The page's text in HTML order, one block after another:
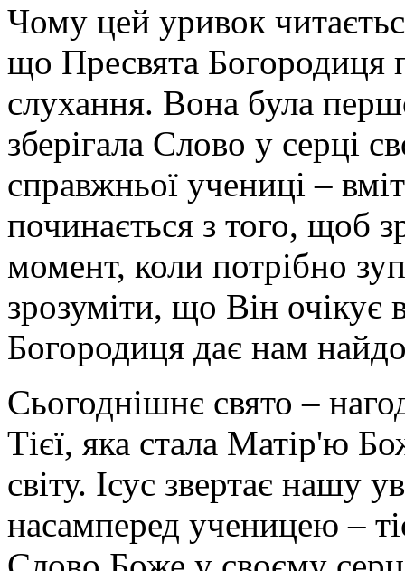
Чому цей уривок
що Пресвята Богородиця
слухання. Вона була
зберігала Слово у серці
справжньої учениці –
починається з того, щоб
момент, коли потрібно
зрозуміти, що Він
Богородиця дає нам
Сьогоднішнє свято –
Тієї, яка стала Матір'ю
світу. Ісус звертає нашу
насамперед ученицею –
Ісус
часто
зупинятися
домі
Лазаря,
його
приймали
Але
цього
відвідини
особливими,
бо
Господь
йшов
на
свої
страсті.
ще
треба
сказати,
багато